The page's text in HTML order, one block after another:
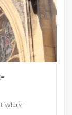
Valery-